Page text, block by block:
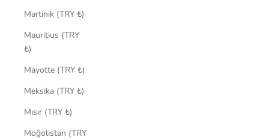
Martinik (TRY ₺)
Mauritius (TRY
₺)
Mayotte (TRY ₺)
Meksika (TRY ₺)
Mısır (TRY ₺)
Moğolistan (TRY